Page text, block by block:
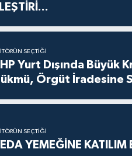
SEÇTIĞI
Yurt Dışında Büyük
Örgüt İradesine
SEÇTIĞI
YEMEĞİNE KATILIM